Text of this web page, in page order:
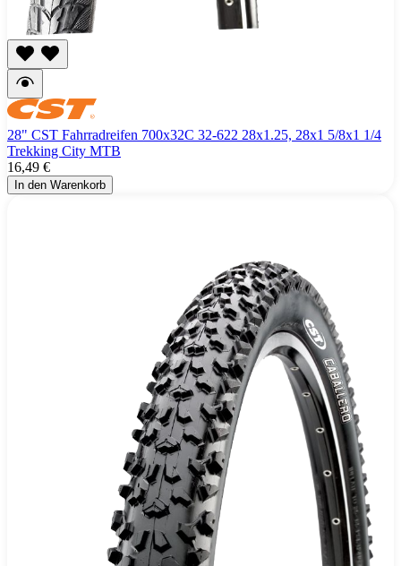
28" CST Fahrradreifen 700x32C 32-622 28x1.25, 28x1 5/8x1 1/4
Trekking City MTB
16,49 €
In den Warenkorb